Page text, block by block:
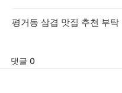
평거동 삼겹 맛집 추천 부탁
댓글 0